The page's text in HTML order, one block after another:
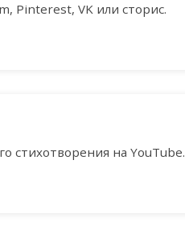
Pinterest, VK или сторис.
стихотворения на YouTube.